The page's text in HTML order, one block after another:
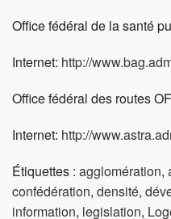
Office fédéral de la santé
Internet: http://
Office fédéral des routes
Internet: http://
Étiquettes : agglomération,
confédération, densité,
information, legislation,